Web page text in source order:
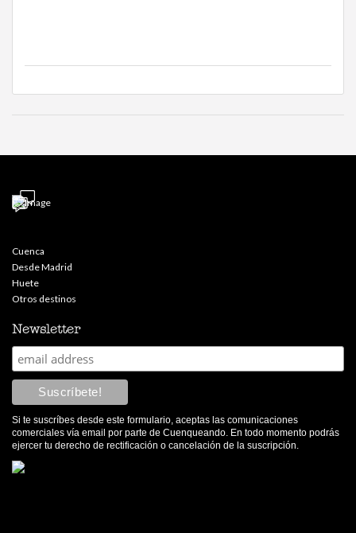
Cuenca
Desde Madrid
Huete
Otros destinos
Newsletter
Si te suscríbes desde este formulario, aceptas las comunicaciones
comerciales vía email por parte de Cuenqueando. En todo momento podrás
ejercer tu derecho de rectificación o cancelación de la suscripción.